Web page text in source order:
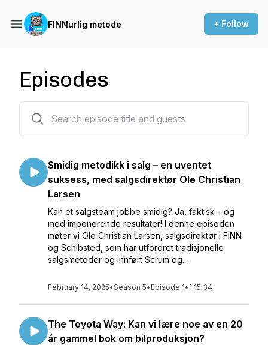
FINNurlig metode + Follow
Episodes
Smidig metodikk i salg – en uventet
suksess, med salgsdirektør Ole Christian
Larsen
Kan et salgsteam jobbe smidig? Ja, faktisk – og
med imponerende resultater! I denne episoden
møter vi Ole Christian Larsen, salgsdirektør i FINN
og Schibsted, som har utfordret tradisjonelle
salgsmetoder og innført Scrum og...
February 14, 2025•Season 5• Episode 1• 1:15:34
The Toyota Way: Kan vi lære noe av en 20
år gammel bok om bilproduksjon?